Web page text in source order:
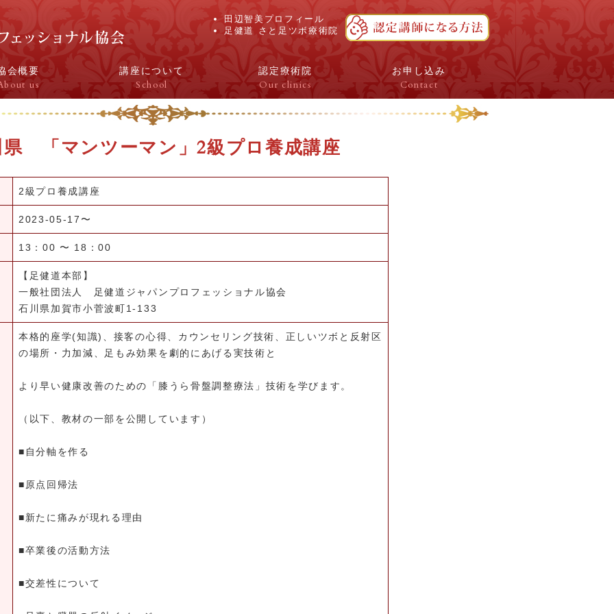
田辺智美プロフィール
足健道 さと足ツボ療術院
会概要
us
講座について
School
認定療術院
Our clinics
お申し込み
Contact
県 「マンツーマン」2級プロ養成講座
2級プロ養成講座
2023-05-17〜
13：00 〜 18：00
【足健道本部】
一般社団法人 足健道ジャパンプロフェッショナル協会
石川県加賀市小菅波町1-133
本格的座学(知識)、接客の心得、カウンセリング技術、正しいツボと反射区
の場所・力加減、足もみ効果を劇的にあげる実技術と
より早い健康改善のための「膝うら骨盤調整療法」技術を学びます。
（以下、教材の一部を公開しています）
■自分軸を作る
■原点回帰法
■新たに痛みが現れる理由
■卒業後の活動方法
■交差性について